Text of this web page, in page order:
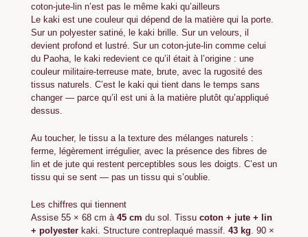
coton-jute-lin n’est pas le même kaki qu’ailleurs
Le kaki est une couleur qui dépend de la matière qui la porte.
Sur un polyester satiné, le kaki brille. Sur un velours, il
devient profond et lustré. Sur un coton-jute-lin comme celui
du Paoha, le kaki redevient ce qu’il était à l’origine : une
couleur militaire-terreuse mate, brute, avec la rugosité des
tissus naturels. C’est le kaki qui tient dans le temps sans
changer — parce qu’il est uni à la matière plutôt qu’appliqué
dessus.
Au toucher, le tissu a la texture des mélanges naturels :
ferme, légèrement irrégulier, avec la présence des fibres de
lin et de jute qui restent perceptibles sous les doigts. C’est un
tissu qui se sent — pas un tissu qui s’oublie.
Les chiffres qui tiennent
Assise 55 × 68 cm à 45 cm du sol. Tissu coton + jute + lin
+ polyester kaki. Structure contreplaqué massif. 43 kg . 90 ×